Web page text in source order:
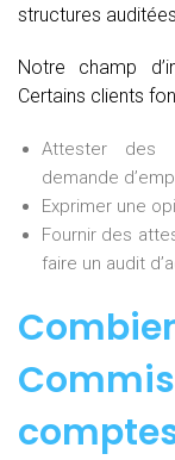
structures
Notre champ
Certains clients
Attester des
demande
Exprimer une
Fournir des
faire un audit